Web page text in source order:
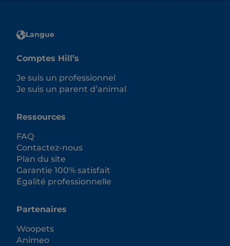
Langue
Comptes Hill’s
Je suis un professionnel
Je suis un parent d’animal
Ressources
FAQ
Contactez-nous
Plan du site
Garantie 100% satisfait
Égalité professionnelle
Partenaires
Woopets
Animeo